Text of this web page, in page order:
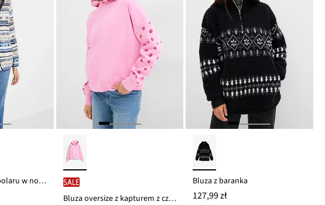
Bluza rozpinana z polaru w norweski wzór, z kapturem SALE
Bluza oversize z kapturem z czystej bawełny organicznej
Bluza z baranka
127,99 zł